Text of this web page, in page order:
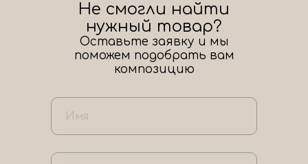
Не смогли найти
нужный товар?
Оставьте заявку и мы
поможем подобрать вам
композицию